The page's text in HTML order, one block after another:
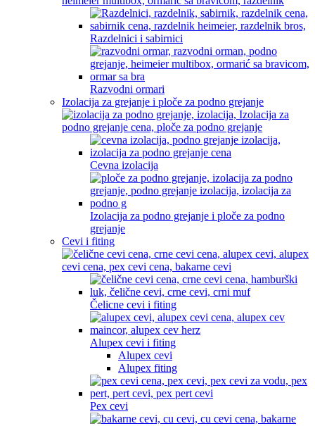
Razdelnici i sabirnici
Razvodni ormari
Izolacija za grejanje i ploče za podno grejanje
Cevna izolacija
Izolacija za podno grejanje i ploče za podno
grejanje
Cevi i fiting
Čelicne cevi i fiting
Alupex cevi i fiting
Alupex cevi
Alupex fiting
Pex cevi